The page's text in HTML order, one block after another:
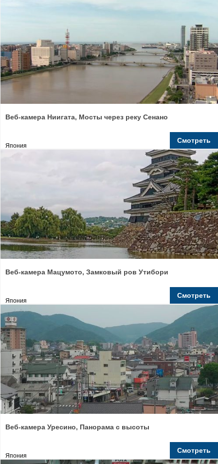
Веб-камера Ниигата, Мосты через реку Сенано
Япония
Смотреть
Веб-камера Мацумото, Замковый ров Утибори
Япония
Смотреть
Веб-камера Уресино, Панорама с высоты
Япония
Смотреть